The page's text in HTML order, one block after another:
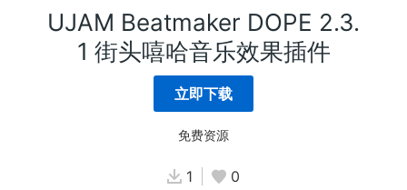
UJAM Beatmaker DOPE 2.3.
1 街头嘻哈音乐效果插件
立即下载
免费资源
1 0